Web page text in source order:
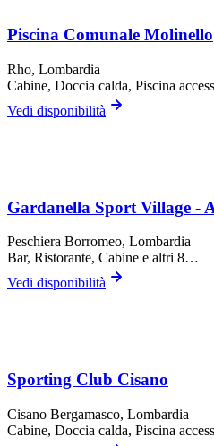
Piscina Comunale Molinello
Rho, Lombardia
Cabine, Doccia calda, Piscina
Vedi disponibilità
Gardanella Sport Village -
Peschiera Borromeo, Lombardia
Bar, Ristorante, Cabine e altri 8…
Vedi disponibilità
Sporting Club Cisano
Cisano Bergamasco, Lombardia
Cabine, Doccia calda, Piscina